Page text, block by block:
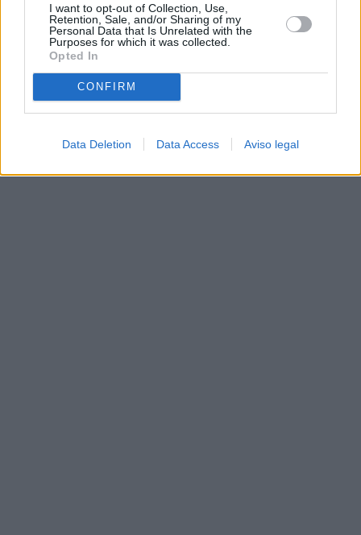
I want to opt-out of Collection, Use,
Retention, Sale, and/or Sharing of my
Personal Data that Is Unrelated with the
Purposes for which it was collected.
Opted In
CONFIRM
Data Deletion Data Access Aviso legal